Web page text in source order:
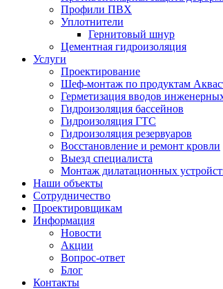
Профили ПВХ
Уплотнители
Гернитовый шнур
Цементная гидроизоляция
Услуги
Проектирование
Шеф-монтаж по продуктам
Герметизация вводов
Гидроизоляция бассейнов
Гидроизоляция ГТС
Гидроизоляция резервуаров
Восстановление и ремонт кровли
Выезд специалиста
Монтаж дилатационных
Наши объекты
Сотрудничество
Проектировщикам
Информация
Новости
Акции
Вопрос-ответ
Блог
Контакты